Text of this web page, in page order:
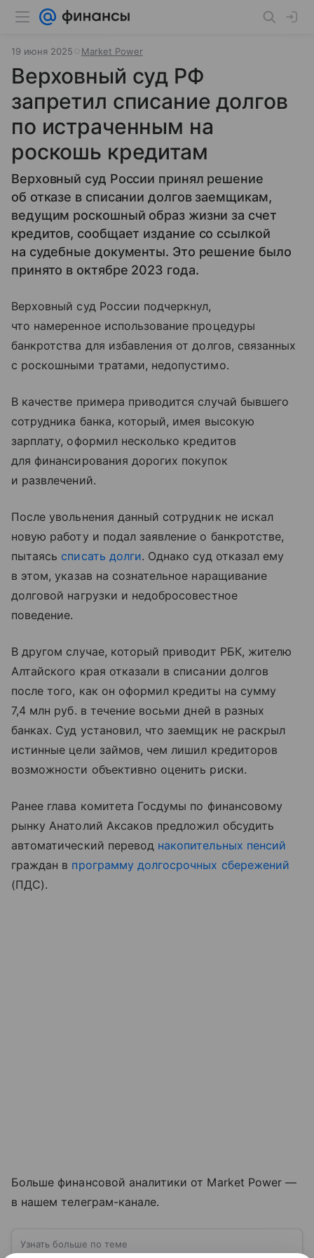
19 июня 2025 Market Power
Верховный суд РФ
запретил списание долгов
по истраченным на
роскошь кредитам
Верховный суд России принял решение
об отказе в списании долгов заемщикам,
ведущим роскошный образ жизни за счет
кредитов, сообщает издание со ссылкой
на судебные документы. Это решение было
принято в октябре 2023 года.
Верховный суд России подчеркнул,
что намеренное использование процедуры
банкротства для избавления от долгов, связанных
с роскошными тратами, недопустимо.
В качестве примера приводится случай бывшего
сотрудника банка, который, имея высокую
зарплату, оформил несколько кредитов
для финансирования дорогих покупок
и развлечений.
После увольнения данный сотрудник не искал
новую работу и подал заявление о банкротстве,
пытаясь списать долги. Однако суд отказал ему
в этом, указав на сознательное наращивание
долговой нагрузки и недобросовестное
поведение.
В другом случае, который приводит РБК, жителю
Алтайского края отказали в списании долгов
после того, как он оформил кредиты на сумму
7,4 млн руб. в течение восьми дней в разных
банках. Суд установил, что заемщик не раскрыл
истинные цели займов, чем лишил кредиторов
возможности объективно оценить риски.
Ранее глава комитета Госдумы по финансовому
рынку Анатолий Аксаков предложил обсудить
автоматический перевод накопительных пенсий
граждан в программу долгосрочных сбережений
(ПДС).
Больше финансовой аналитики от Market Power —
в нашем телеграм-канале.
Узнать больше по теме